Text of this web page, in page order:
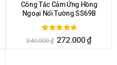
Công Tắc Cảm Ứng Hồng
Ngoại Nổi Tường SS69B
ngoài 5
340.000₫ 272.000₫